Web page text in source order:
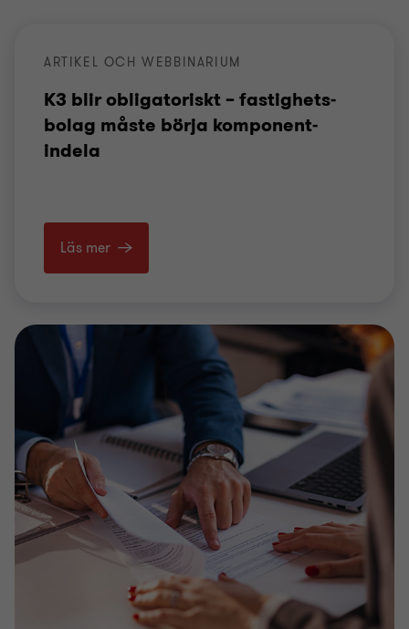
ARTIKEL OCH WEBBINARIUM
K3 blir obligatoriskt – fastighets­
bolag måste börja komponent­
indela
Läs mer